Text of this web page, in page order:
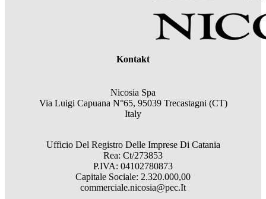
Kontakt
Nicosia Spa
Via Luigi Capuana N°65, 95039 Trecastagni (CT)
Italy
Ufficio Del Registro Delle Imprese Di Catania
Rea: Ct/273853
P.IVA: 04102780873
Capitale Sociale: 2.320.000,00
commerciale.nicosia@pec.It